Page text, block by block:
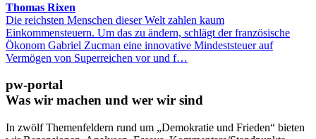
Thomas Rixen
Die reichsten Menschen dieser Welt zahlen kaum
Einkommensteuern. Um das zu ändern, schlägt der französische
Ökonom Gabriel Zucman eine innovative Mindeststeuer auf
Vermögen von Superreichen vor und f…
pw-portal
Was wir machen und wer wir sind
In zwölf Themenfeldern rund um „Demokratie und Frieden“ bieten